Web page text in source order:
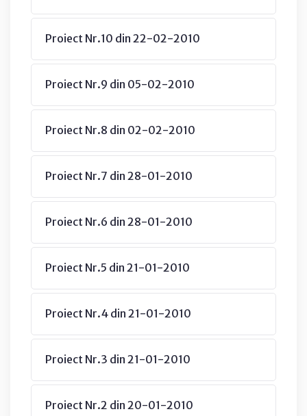
Proiect Nr.10 din 22-02-2010
Proiect Nr.9 din 05-02-2010
Proiect Nr.8 din 02-02-2010
Proiect Nr.7 din 28-01-2010
Proiect Nr.6 din 28-01-2010
Proiect Nr.5 din 21-01-2010
Proiect Nr.4 din 21-01-2010
Proiect Nr.3 din 21-01-2010
Proiect Nr.2 din 20-01-2010